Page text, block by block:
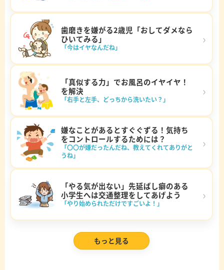
歯磨きを嫌がる2歳児「おしてダメなら
ひいてみる」
「今はイヤなんだね」
›
「真似する力」でお風呂のイヤイヤ！
を解決
「右手と左手、どっちから洗いたい？」
›
嫌なことがあるとすぐぐずる！気持ち
をコントロールするためには？
「〇〇が嫌だったんだね、教えてくれてありがと
うね」
›
「やる気が出ない」先延ばし癖のある
小学生へは交通整理をしてあげよう
「やり始められただけですごいよ！」
›
もっと見る